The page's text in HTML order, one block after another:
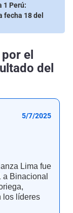
1 Perú:
fecha 18 del
el
del
5/7/2025
Lima fue
a Binacional
los líderes